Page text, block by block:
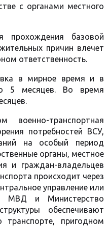
с органами местного
прохождения базовой
причин влечет
ответственность.
в мирное время и в
5 месяцев. Во время
военно-транспортная
потребностей ВСУ,
на особый период
органы, местное
и граждан-владельцев
происходит через
управление или
МВД и Министерство
обеспечивают
транспорте, пригодном